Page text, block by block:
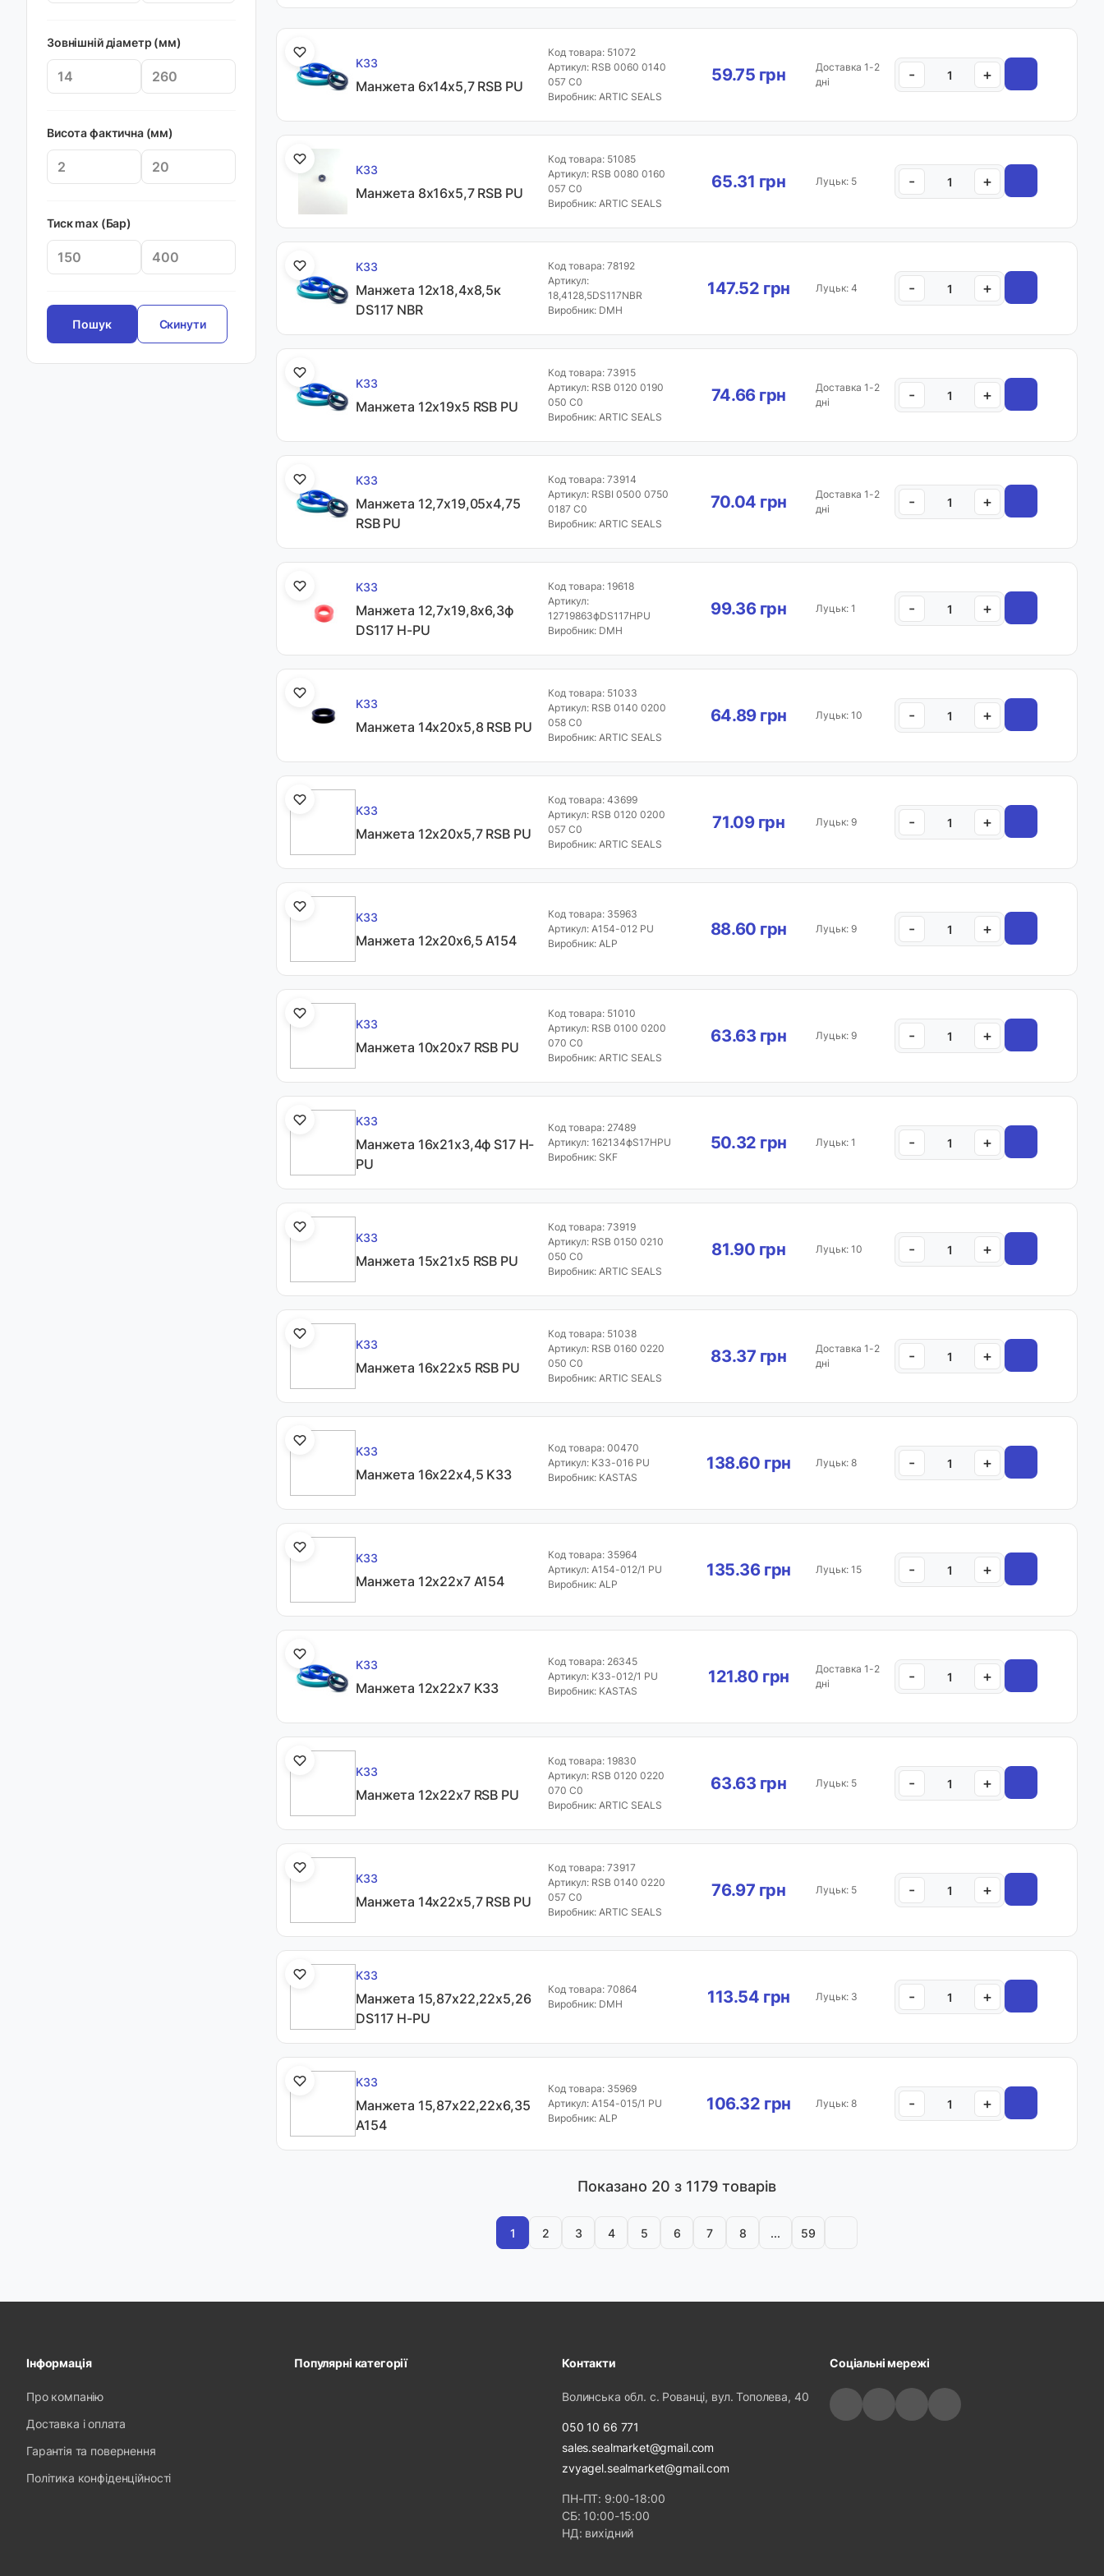
Зовнішній діаметр (мм)
Висота фактична (мм)
Тиск max (Бар)
Скинути
K33
Манжета 6х14х5,7 RSB PU
Код товара: 51072
Артикул: RSB 0060 0140
057 C0
Виробник: ARTIC SEALS
59.75 грн
Доставка 1-2
дні
- +
K33
Манжета 8х16х5,7 RSB PU
Код товара: 51085
Артикул: RSB 0080 0160
057 C0
Виробник: ARTIC SEALS
65.31 грн Луцьк: 5 - +
K33
Манжета 12х18,4х8,5к
DS117 NBR
Код товара: 78192
Артикул:
18,4128,5DS117NBR
Виробник: DMH
147.52 грн Луцьк: 4 - +
K33
Манжета 12х19х5 RSB PU
Код товара: 73915
Артикул: RSB 0120 0190
050 C0
Виробник: ARTIC SEALS
74.66 грн
Доставка 1-2
дні
- +
K33
Манжета 12,7х19,05х4,75
RSB PU
Код товара: 73914
Артикул: RSBI 0500 0750
0187 C0
Виробник: ARTIC SEALS
70.04 грн
Доставка 1-2
дні
- +
K33
Манжета 12,7х19,8х6,3ф
DS117 H-PU
Код товара: 19618
Артикул:
12719863фDS117HPU
Виробник: DMH
99.36 грн Луцьк: 1 - +
K33
Манжета 14х20х5,8 RSB PU
Код товара: 51033
Артикул: RSB 0140 0200
058 C0
Виробник: ARTIC SEALS
64.89 грн Луцьк: 10 - +
K33
Манжета 12х20х5,7 RSB PU
Код товара: 43699
Артикул: RSB 0120 0200
057 C0
Виробник: ARTIC SEALS
71.09 грн Луцьк: 9 - +
K33
Манжета 12х20х6,5 A154
Код товара: 35963
Артикул: A154-012 PU
Виробник: ALP
88.60 грн Луцьк: 9 - +
K33
Манжета 10х20х7 RSB PU
Код товара: 51010
Артикул: RSB 0100 0200
070 C0
Виробник: ARTIC SEALS
63.63 грн Луцьк: 9 - +
K33
Манжета 16х21х3,4ф S17 H-
PU
Код товара: 27489
Артикул: 162134фS17HPU
Виробник: SKF
50.32 грн Луцьк: 1 - +
K33
Манжета 15х21х5 RSB PU
Код товара: 73919
Артикул: RSB 0150 0210
050 C0
Виробник: ARTIC SEALS
81.90 грн Луцьк: 10 - +
K33
Манжета 16х22х5 RSB PU
Код товара: 51038
Артикул: RSB 0160 0220
050 C0
Виробник: ARTIC SEALS
83.37 грн
Доставка 1-2
дні
- +
K33
Манжета 16х22х4,5 K33
Код товара: 00470
Артикул: K33-016 PU
Виробник: KASTAS
138.60 грн Луцьк: 8 - +
K33
Манжета 12х22х7 A154
Код товара: 35964
Артикул: A154-012/1 PU
Виробник: ALP
135.36 грн Луцьк: 15 - +
K33
Манжета 12х22х7 K33
Код товара: 26345
Артикул: K33-012/1 PU
Виробник: KASTAS
121.80 грн
Доставка 1-2
дні
- +
K33
Манжета 12х22х7 RSB PU
Код товара: 19830
Артикул: RSB 0120 0220
070 C0
Виробник: ARTIC SEALS
63.63 грн Луцьк: 5 - +
K33
Манжета 14х22х5,7 RSB PU
Код товара: 73917
Артикул: RSB 0140 0220
057 C0
Виробник: ARTIC SEALS
76.97 грн Луцьк: 5 - +
K33
Манжета 15,87х22,22х5,26
DS117 H-PU
Код товара: 70864
Виробник: DMH
113.54 грн Луцьк: 3 - +
K33
Манжета 15,87х22,22х6,35
A154
Код товара: 35969
Артикул: A154-015/1 PU
Виробник: ALP
106.32 грн Луцьк: 8 - +
Показано 20 з 1179 товарів
1 2 3 4 5 6 7 8 ... 59
Інформація
Про компанію
Доставка і оплата
Гарантія та повернення
Політика конфіденційності
Популярні категорії Контакти
Волинська обл. с. Рованці, вул. Тополева, 40
050 10 66 771
sales.sealmarket@gmail.com
zvyagel.sealmarket@gmail.com
ПН-ПТ: 9:00-18:00
СБ: 10:00-15:00
НД: вихідний
Соціальні мережі